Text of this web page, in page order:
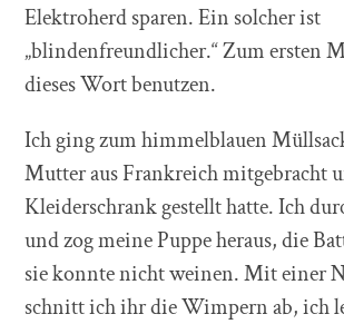
Elektroherd sparen. Ein solcher ist
„blindenfreundlicher.“ Zum ersten
dieses Wort benutzen.
Ich ging zum himmelblauen
Mutter aus Frankreich mitgebracht
Kleiderschrank gestellt hatte. Ich
und zog meine Puppe heraus, die
sie konnte nicht weinen. Mit einer
schnitt ich ihr die Wimpern ab, ich